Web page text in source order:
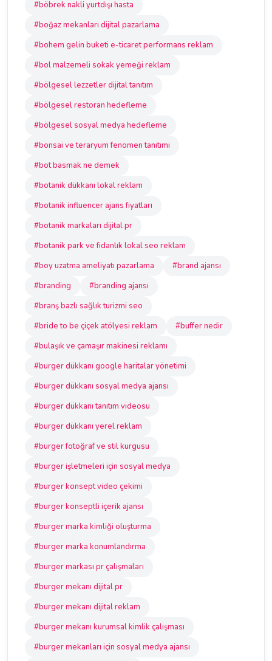
#böbrek nakli yurtdışı hasta
#boğaz mekanları dijital pazarlama
#bohem gelin buketi e-ticaret performans reklam
#bol malzemeli sokak yemeği reklam
#bölgesel lezzetler dijital tanıtım
#bölgesel restoran hedefleme
#bölgesel sosyal medya hedefleme
#bonsai ve teraryum fenomen tanıtımı
#bot basmak ne demek
#botanik dükkanı lokal reklam
#botanik influencer ajans fiyatları
#botanik markaları dijital pr
#botanik park ve fidanlık lokal seo reklam
#boy uzatma ameliyatı pazarlama
#brand ajansı
#branding
#branding ajansı
#branş bazlı sağlık turizmi seo
#bride to be çiçek atölyesi reklam
#buffer nedir
#bulaşık ve çamaşır makinesi reklamı
#burger dükkanı google haritalar yönetimi
#burger dükkanı sosyal medya ajansı
#burger dükkanı tanıtım videosu
#burger dükkanı yerel reklam
#burger fotoğraf ve stil kurgusu
#burger işletmeleri için sosyal medya
#burger konsept video çekimi
#burger konseptli içerik ajansı
#burger marka kimliği oluşturma
#burger marka konumlandırma
#burger markası pr çalışmaları
#burger mekanı dijital pr
#burger mekanı dijital reklam
#burger mekanı kurumsal kimlik çalışması
#burger mekanları için sosyal medya ajansı